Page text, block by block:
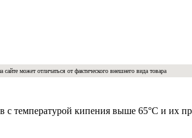
сайте может отличаться от фактического внешнего вида товара
температурой кипения выше 65°С и их